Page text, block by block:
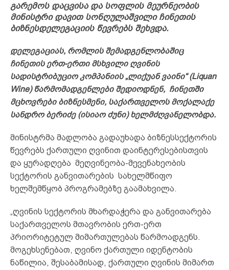
გარემოს დაცვისა და სოფლის მეურნეობის
მინისტრი დავით სონღულაშვილი ჩინეთის
ბიზნესდელეგაციის წევრებს შეხვდა.
დელეგაციას, რომლის შემადგენლობაშიც
ჩინეთის ერთ-ერთი მსხვილი ღვინის
სადისტრიბუციო კომპანიის „ლიქუან ვაინი“ (Liquan
Wine) წარმომადგენლები შედიოდნენ, ჩინეთში
მცხოვრები ბიზნესმენი, საქართველოს მოქალაქე
სანდრო ბერიძე (ისიაო ძუნი) ხელმძღვანელობდა.
მინისტრმა მადლობა გადაუხადა ბიზნესსექტორის
წევრებს ქართული ღვინით დაინტერესებისთვის
და ყურადღება მეღვინეობა-მევენახეობის
სექტორის განვითარების სახელმწიფო
ხელშემწყობ პროგრამებზე გაამახვილა.
„ღვინის სექტორის მხარდაჭერა და განვითარება
საქართველოს მთავრობის ერთ-ერთ
პრიორიტეტულ მიმართულებას წარმოადგენს.
მოგეხსენებათ, ღვინო ქართული იდენტობის
ნაწილია, შესაბამისად, ქართული ღვინის მიმართ